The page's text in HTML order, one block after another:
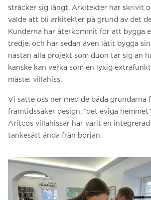
sträcker sig långt. Arkitekter har skrivit
valde att bli arkitekter på grund av det de
Kunderna har återkommit för att bygga
tredje, och har sedan även låtit bygga
nästan alla projekt som duon tar sig an
kanske kan verka som en lyxig
måste: villahiss.
Vi satte oss ner med de båda grundarna
framtidssäker design, ”det eviga
Aritcos villahissar har varit en integrerad
tankesätt ända från början.